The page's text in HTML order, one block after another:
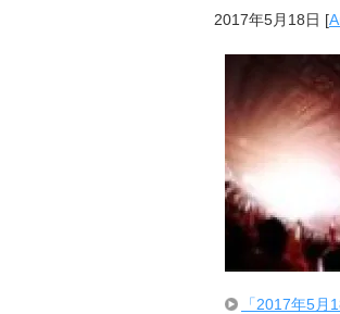
2017年5月18日 [
「2017年5